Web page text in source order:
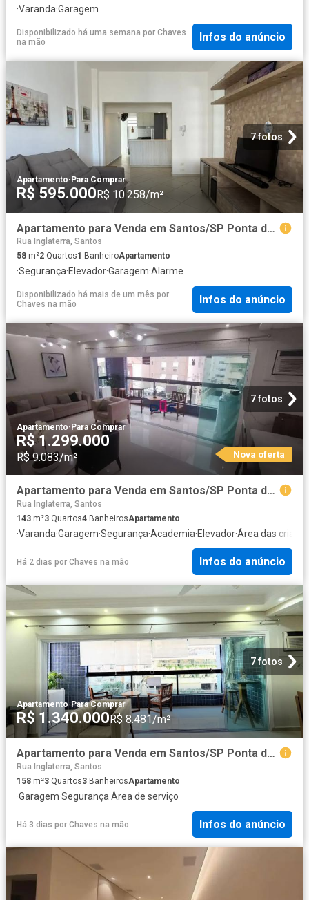
·Varanda·Garagem
Disponibilizado há uma semana por Chaves
na mão
Infos do anúncio
7 fotos
Apartamento·Para Comprar
R$ 595.000R$ 10.258/m²
Apartamento para Venda em Santos/SP Ponta da Praia 2 Quartos
Rua Inglaterra, Santos
58 m²2 Quartos1 BanheiroApartamento
·Segurança·Elevador·Garagem·Alarme
Disponibilizado há mais de um mês por
Chaves na mão
Infos do anúncio
7 fotos
Apartamento· Para Comprar
R$ 1.299.000
R$ 9.083/m² Nova oferta
Apartamento para Venda em Santos/SP Ponta da Praia 3 Quartos
Rua Inglaterra, Santos
143 m²3 Quartos4 BanheirosApartamento
·Varanda·Garagem·Segurança·Academia·Elevador·Área das
Há 2 dias por Chaves na mão Infos do anúncio
7 fotos
Apartamento·Para Comprar
R$ 1.340.000R$ 8.481/m²
Apartamento para Venda em Santos/SP Ponta da Praia 3 Quartos
Rua Inglaterra, Santos
158 m²3 Quartos3 BanheirosApartamento
·Garagem·Segurança·Área de serviço
Há 3 dias por Chaves na mão Infos do anúncio